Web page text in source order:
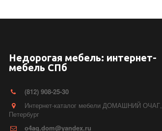
Недорогая мебель: интернет-
мебель СПб
(812) 908-25-30
Интернет-каталог мебели ДОМАШНИЙ ОЧАГ,
Петербург
o4ag.dom@yandex.ru